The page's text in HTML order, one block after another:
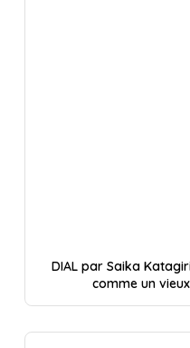
DIAL par Saika
comme un